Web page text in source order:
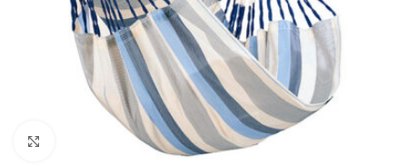
Clicca per ingrandire